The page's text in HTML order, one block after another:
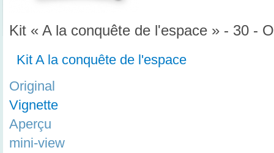
Kit « A la conquête de l'espace » - 30 -
Kit A la conquête de l'espace
Original
Vignette
Aperçu
mini-view